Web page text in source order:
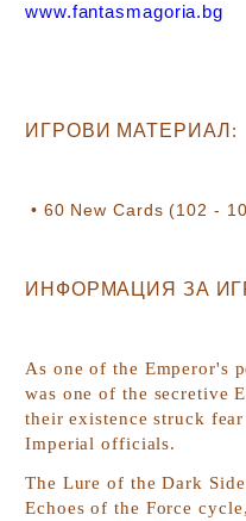
www.fantasmagoria.bg
ИГРОВИ МАТЕРИАЛ :
• 60 New Cards (102 -
ИНФОРМАЦИЯ ЗА
As one of the Emperor's
was one of the secretive
their existence struck
Imperial officials.
The Lure of the Dark Side
Echoes of the Force